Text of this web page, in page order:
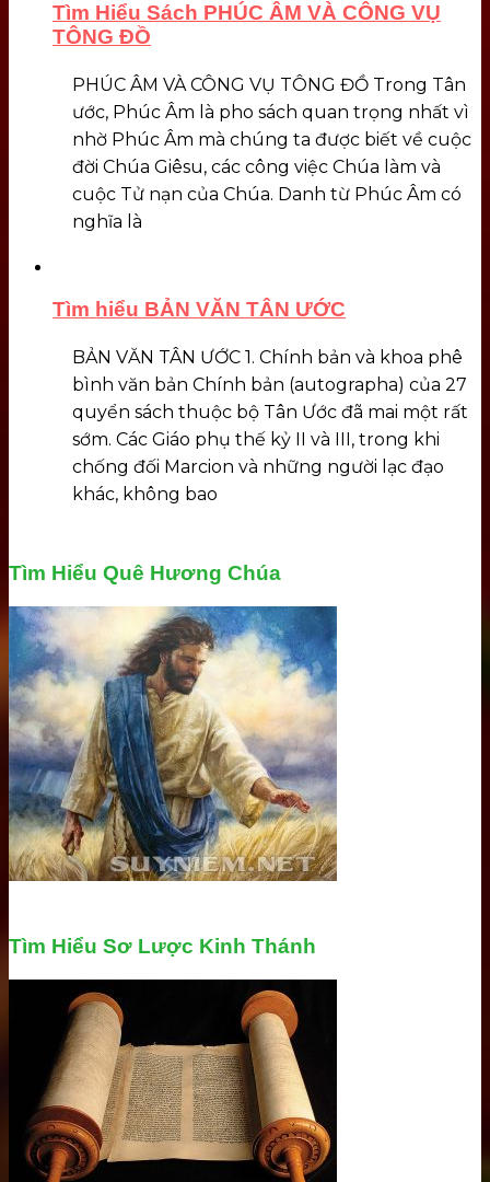
Tìm Hiểu Sách PHÚC ÂM VÀ CÔNG VỤ
TÔNG ĐỒ
PHÚC ÂM VÀ CÔNG VỤ TÔNG ĐỒ Trong Tân
ước, Phúc Âm là pho sách quan trọng nhất vì
nhờ Phúc Âm mà chúng ta được biết về cuộc
đời Chúa Giêsu, các công việc Chúa làm và
cuộc Tử nạn của Chúa. Danh từ Phúc Âm có
nghĩa là
Tìm hiểu BẢN VĂN TÂN ƯỚC
BẢN VĂN TÂN ƯỚC 1. Chính bản và khoa phê
bình văn bản Chính bản (autographa) của 27
quyển sách thuộc bộ Tân Ước đã mai một rất
sớm. Các Giáo phụ thế kỷ II và III, trong khi
chống đối Marcion và những người lạc đạo
khác, không bao
Tìm Hiểu Quê Hương Chúa
Tìm Hiểu Sơ Lược Kinh Thánh